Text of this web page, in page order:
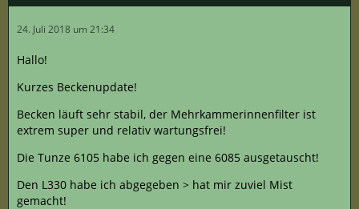
24. Juli 2018 um 21:34
Hallo!
Kurzes Beckenupdate!
Becken läuft sehr stabil, der Mehrkammerinnenfilter ist
extrem super und relativ wartungsfrei!
Die Tunze 6105 habe ich gegen eine 6085 ausgetauscht!
Den L330 habe ich abgegeben > hat mir zuviel Mist
gemacht!